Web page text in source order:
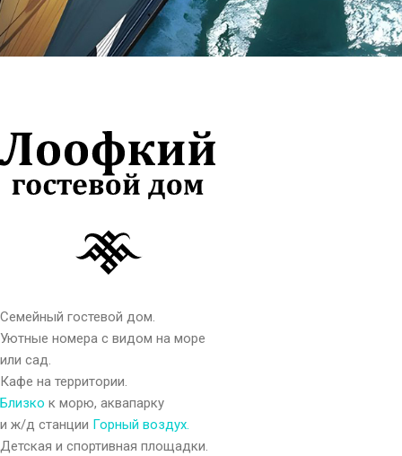
Семейный гостевой дом.
Уютные номера с видом на море
или сад.
Кафе на территории.
Близко к морю, аквапарку
и ж/д станции Горный воздух.
Детская и спортивная площадки.